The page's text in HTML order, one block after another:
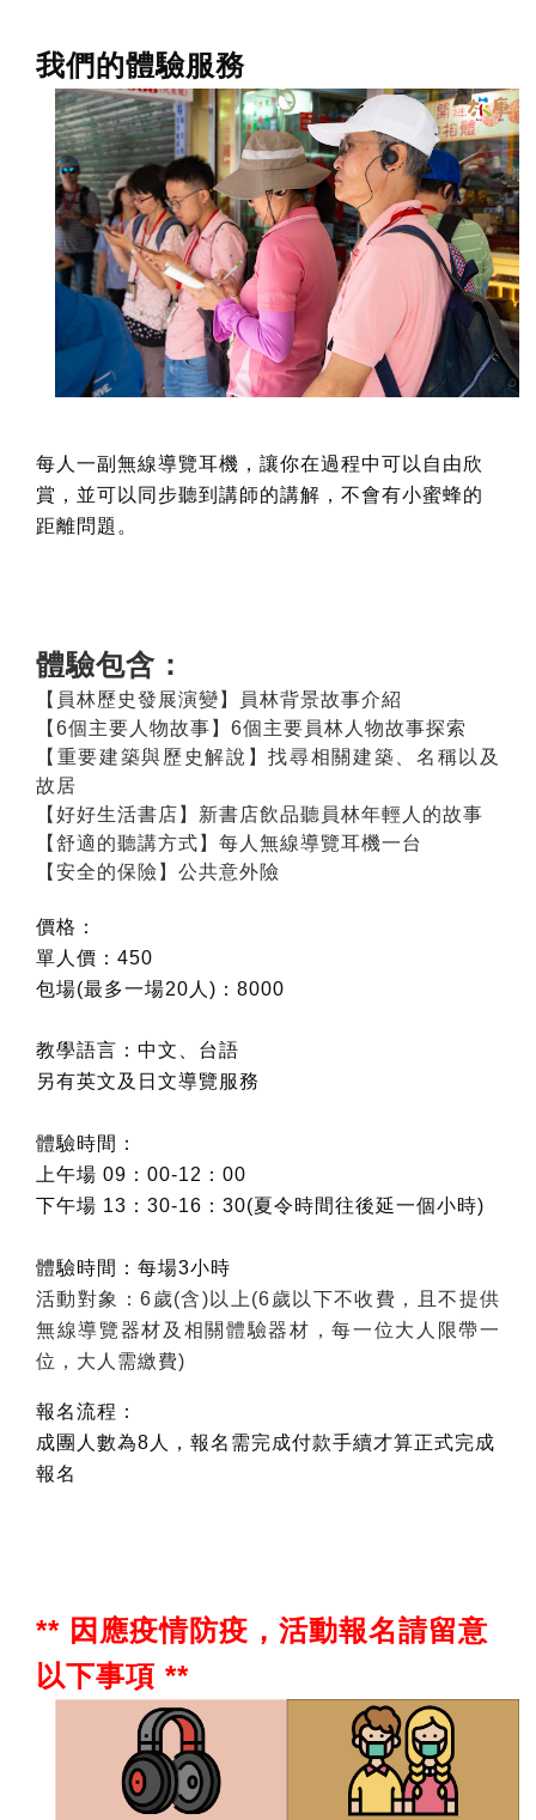
我們的體驗服務
每人一副無線導覽耳機，讓你在過程中可以自由欣
賞，並可以同步聽到講師的講解，不會有小蜜蜂的
距離問題。
體驗包含：
【員林歷史發展演變】員林背景故事介紹
【6個主要人物故事】6個主要員林人物故事探索
【重要建築與歷史解說】找尋相關建築、名稱以及
故居
【好好生活書店】新書店飲品聽員林年輕人的故事
【舒適的聽講方式】每人無線導覽耳機一台
【安全的保險】公共意外險
價格：
單人價：450
包場(最多一場20人)：8000
教學語言：中文、台語
另有英文及日文導覽服務
體驗時間：
上午場 09：00-12：00
下午場 13：30-16：30(夏令時間往後延一個小時)
體驗時間：每場3小時
活動對象：6歲(含)以上(6歲以下不收費，且不提供
無線導覽器材及相關體驗器材，每一位大人限帶一
位，大人需繳費)
報名流程：
成團人數為8人，報名需完成付款手續才算正式完成
報名
** 因應疫情防疫 ，活動報名請留意
以下事項 **